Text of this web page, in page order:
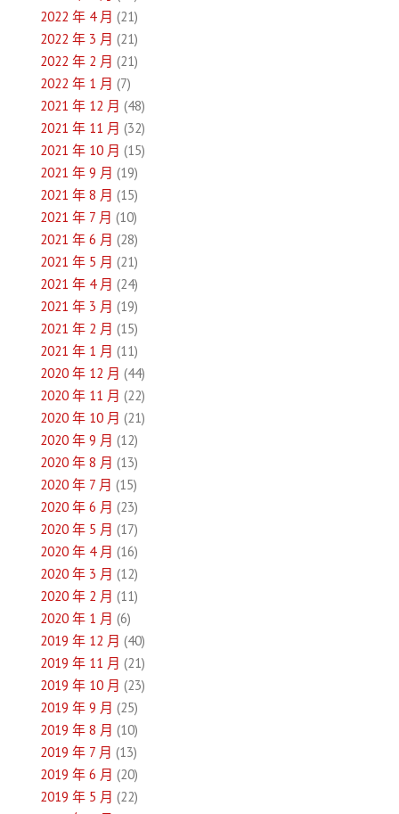
2022 年 4 月 (21)
2022 年 3 月 (21)
2022 年 2 月 (21)
2022 年 1 月 (7)
2021 年 12 月 (48)
2021 年 11 月 (32)
2021 年 10 月 (15)
2021 年 9 月 (19)
2021 年 8 月 (15)
2021 年 7 月 (10)
2021 年 6 月 (28)
2021 年 5 月 (21)
2021 年 4 月 (24)
2021 年 3 月 (19)
2021 年 2 月 (15)
2021 年 1 月 (11)
2020 年 12 月 (44)
2020 年 11 月 (22)
2020 年 10 月 (21)
2020 年 9 月 (12)
2020 年 8 月 (13)
2020 年 7 月 (15)
2020 年 6 月 (23)
2020 年 5 月 (17)
2020 年 4 月 (16)
2020 年 3 月 (12)
2020 年 2 月 (11)
2020 年 1 月 (6)
2019 年 12 月 (40)
2019 年 11 月 (21)
2019 年 10 月 (23)
2019 年 9 月 (25)
2019 年 8 月 (10)
2019 年 7 月 (13)
2019 年 6 月 (20)
2019 年 5 月 (22)